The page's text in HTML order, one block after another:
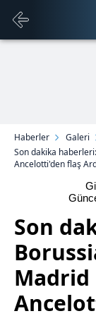
Haberler
Galeri
Son dakika
Ancelotti'den flaş
Son
Madrid